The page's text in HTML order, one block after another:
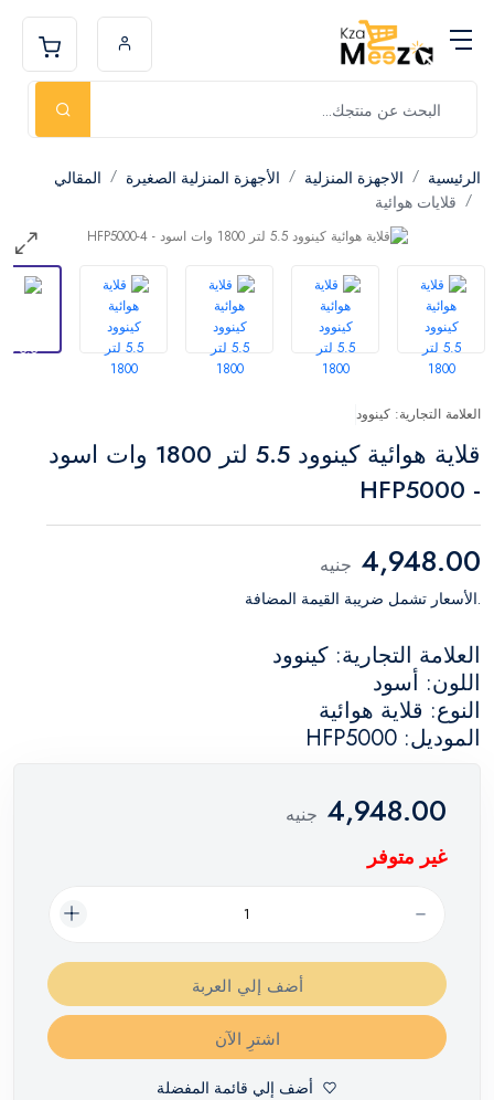
الرئيسية الاجهزة المنزلية الأجهزة المنزلية الصغيرة
المقالي
قلايات هوائية
العلامة التجارية: كينوود
قلاية هوائية كينوود 5.5 لتر 1800 وات اسود
- HFP5000
4,948.00 جنيه
.الأسعار تشمل ضريبة القيمة المضافة
العلامة التجارية: كينوود
اللون: أسود
النوع: قلاية هوائية
الموديل: HFP5000
4,948.00 جنيه
غير متوفر
أضف إلي العربة
اشترِ الآن
أضف إلي قائمة المفضلة